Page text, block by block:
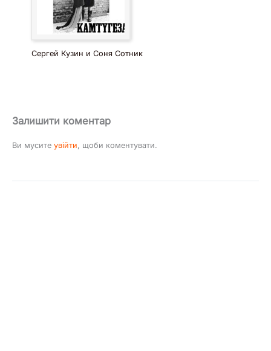
Сергей Кузин и Соня Сотник
Залишити коментар
Ви мусите увійти, щоби коментувати.